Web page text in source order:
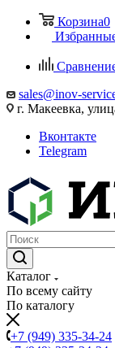
Корзина0
sales@inov-
г. Макеевка,
Вконтакте
Telegram
Каталог
По всему сайту
По каталогу
+7 (949) 335-34-24